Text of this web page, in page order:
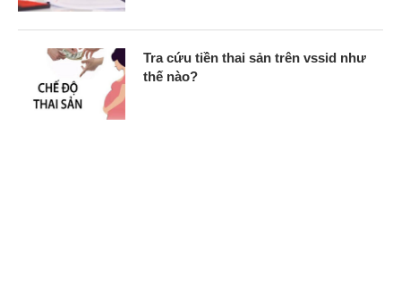
Tra cứu tiền thai sản trên vssid như
thế nào?